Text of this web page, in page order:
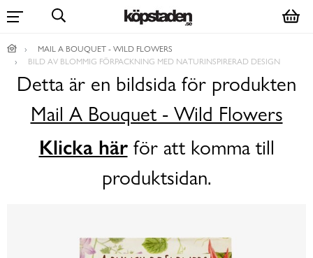
MAIL A BOUQUET - WILD FLOWERS
BILD AV BLOMMIG FÖRPACKNING MED NATURINSPIRERAD DESIGN
Detta är en bildsida för produkten
Mail A Bouquet - Wild Flowers
Klicka härför att komma till
produktsidan.